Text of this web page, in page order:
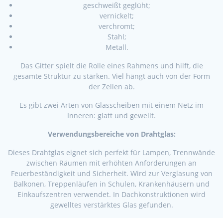
geschweißt geglüht;
vernickelt;
verchromt;
Stahl;
Metall.
Das Gitter spielt die Rolle eines Rahmens und hilft, die
gesamte Struktur zu stärken. Viel hängt auch von der Form
der Zellen ab.
Es gibt zwei Arten von Glasscheiben mit einem Netz im
Inneren: glatt und gewellt.
Verwendungsbereiche von Drahtglas:
Dieses Drahtglas eignet sich perfekt für Lampen, Trennwände
zwischen Räumen mit erhöhten Anforderungen an
Feuerbeständigkeit und Sicherheit. Wird zur Verglasung von
Balkonen, Treppenläufen in Schulen, Krankenhäusern und
Einkaufszentren verwendet. In Dachkonstruktionen wird
gewelltes verstärktes Glas gefunden.